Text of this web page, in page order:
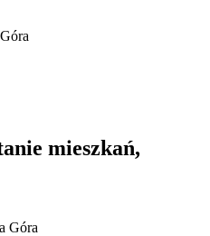
mieszkań,
Góra